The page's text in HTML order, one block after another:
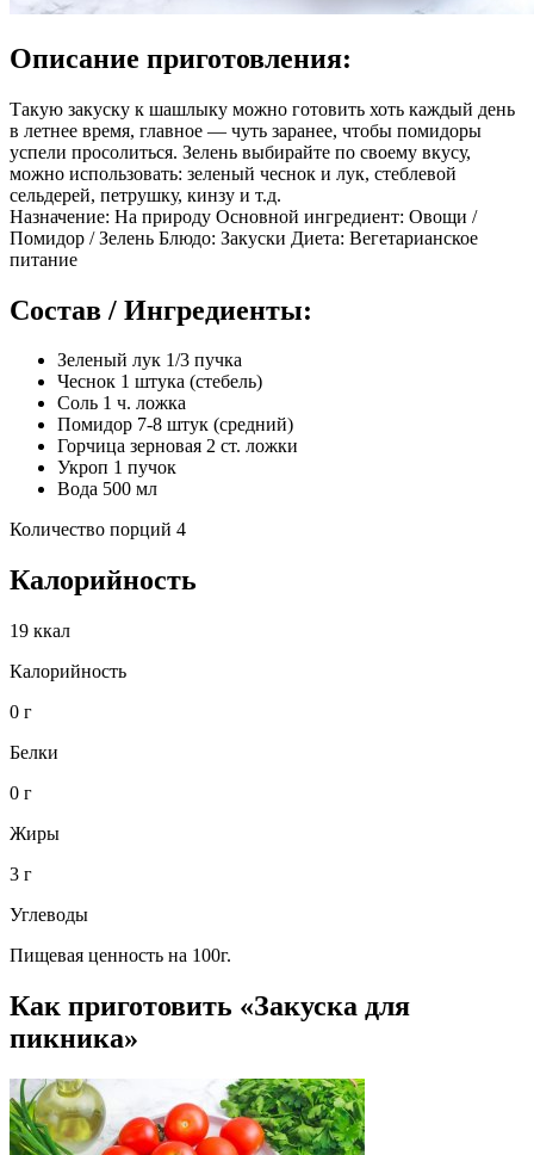
Описание приготовления:
Такую закуску к шашлыку можно готовить хоть каждый день
в летнее время, главное — чуть заранее, чтобы помидоры
успели просолиться. Зелень выбирайте по своему вкусу,
можно использовать: зеленый чеснок и лук, стеблевой
сельдерей, петрушку, кинзу и т.д.
Назначение: На природу Основной ингредиент: Овощи /
Помидор / Зелень Блюдо: Закуски Диета: Вегетарианское
питание
Состав / Ингредиенты:
Зеленый лук 1/3 пучка
Чеснок 1 штука (стебель)
Соль 1 ч. ложка
Помидор 7-8 штук (средний)
Горчица зерновая 2 ст. ложки
Укроп 1 пучок
Вода 500 мл
Количество порций 4
Калорийность
19 ккал
Калорийность
0 г
Белки
0 г
Жиры
3 г
Углеводы
Пищевая ценность на 100г.
Как приготовить «Закуска для
пикника»